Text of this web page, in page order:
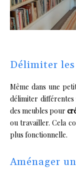
Délimiter les
Même dans une
délimiter différentes
des meubles pour
ou travailler. Cela
plus fonctionnelle.
Aménager